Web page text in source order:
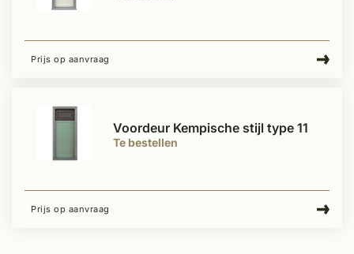
Prijs op aanvraag
Te bestellen
Voordeur Kempische stijl type 11
Prijs op aanvraag